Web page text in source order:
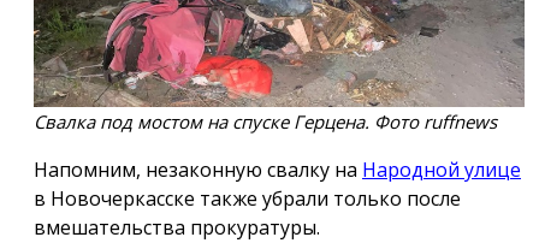
Свалка под мостом на спуске Герцена. Фото ruffnews
Напомним, незаконную свалку на Народной улице
в Новочеркасске также убрали только после
вмешательства прокуратуры.